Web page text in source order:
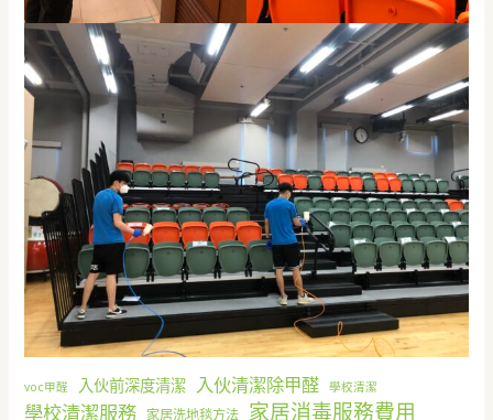
voc甲醛 入伙前深度清潔 入伙清潔除甲醛 學校清潔
學校清潔服務 家居洗地毯方法 家居消毒服務費用